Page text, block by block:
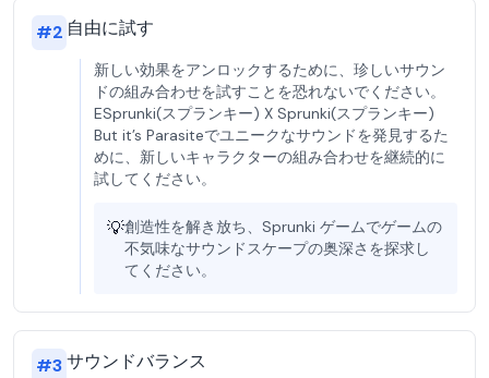
#2 自由に試す
新しい効果をアンロックするために、珍しいサウン
ドの組み合わせを試すことを恐れないでください。
ESprunki(スプランキー) X Sprunki(スプランキー)
But it’s Parasiteでユニークなサウンドを発見するた
めに、新しいキャラクターの組み合わせを継続的に
試してください。
💡創造性を解き放ち、Sprunki ゲームでゲームの
不気味なサウンドスケープの奥深さを探求し
てください。
#3サウンドバランス